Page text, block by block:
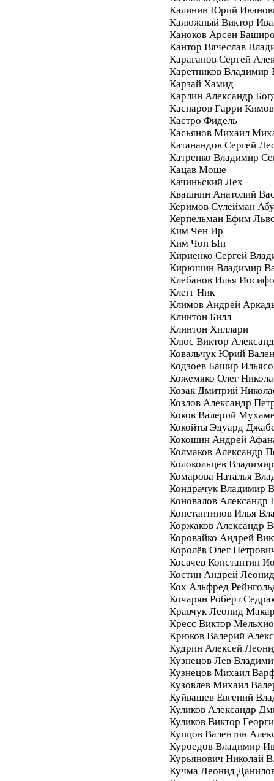
Калинин Юрий
Калюжный Виктор
Каноков Арсен
Кантор Вячеслав
Караганов Сергей
Каретников Владимир
Карзай Хамид
Карлин Александр
Каспаров Гарри
Кастро Фидель
Касьянов Михаил
Катанандов Сергей
Катренко Владимир
Кацав Моше
Качиньский Лех
Квашнин Анатолий
Керимов Сулейман
Керпельман Ефим
Ким Чен Ир
Ким Чон Ын
Кириенко Сергей
Кирюшин Владимир
Клебанов Илья
Клегг Ник
Климов Андрей
Клинтон Билл
Клинтон Хиллари
Клюс Виктор
Ковальчук Юрий
Кодзоев Башир
Кожемяко Олег
Козак Дмитрий
Козлов Александр
Коков Валерий
Кокойты Эдуард
Кокошин Андрей
Колмаков Александр
Колокольцев
Комарова Наталья
Кондрачук Владимир
Коновалов Александр
Константинов Илья
Коржаков Александр
Коровайко Андрей
Королёв Олег
Косачев Константин
Костин Андрей
Кох Альфред
Кочарян Роберт
Кравчук Леонид
Кресс Виктор
Крюков Валерий
Кудрин Алексей
Кузнецов Лев
Кузнецов Михаил
Кузовлев Михаил
Куйвашев Евгений
Куликов Александр
Куликов Виктор
Купцов Валентин
Куроедов Владимир
Курьянович Николай
Кучма Леонид